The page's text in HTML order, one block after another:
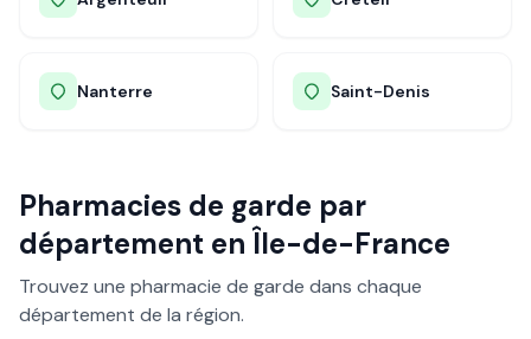
Nanterre Saint-Denis
Pharmacies de garde par
département en Île-de-France
Trouvez une pharmacie de garde dans chaque
département de la région.